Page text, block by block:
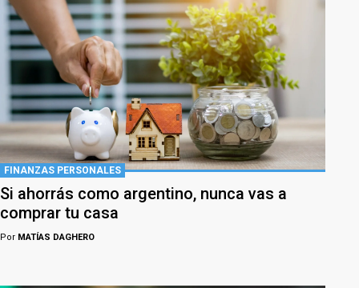
FINANZAS PERSONALES
Si ahorrás como argentino, nunca vas a
comprar tu casa
Por MATÍAS DAGHERO